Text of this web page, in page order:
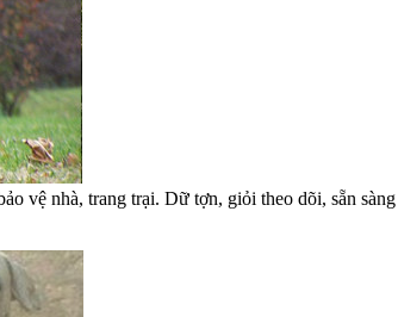
vệ nhà, trang trại. Dữ tợn, giỏi theo dõi, sẵn